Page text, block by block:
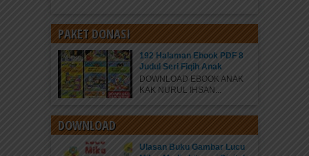
PAKET DONASI
192 Halaman Ebook PDF 8
Judul Seri Fiqih Anak
DOWNLOAD EBOOK ANAK
KAK NURUL IHSAN...
DOWNLOAD
Ulasan Buku Gambar Lucu